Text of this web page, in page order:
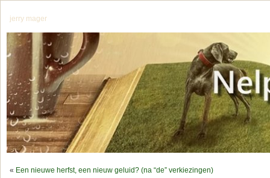
jerry mager
« Een nieuwe herfst, een nieuw geluid? (na “de” verkiezingen)